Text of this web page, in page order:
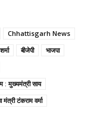
Chhattisgarh News
बीजेपी
भाजपा
: मुख्यमंत्री साय
मंत्री टंकराम वर्मा